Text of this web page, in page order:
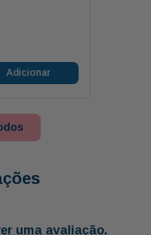
Adicionar
uma avaliação.